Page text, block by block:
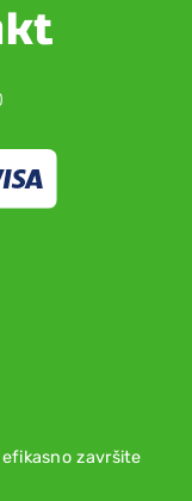
završite